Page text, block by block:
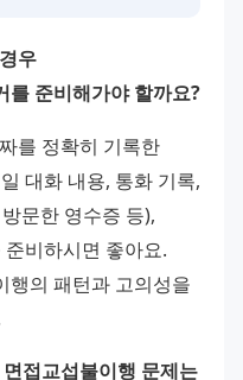
우
를 준비해가야 할까요?
를 정확히 기록한
대화 내용, 통화 기록,
문한 영수증 등),
비하시면 좋아요.
행의 패턴과 고의성을
접교섭불이행 문제는